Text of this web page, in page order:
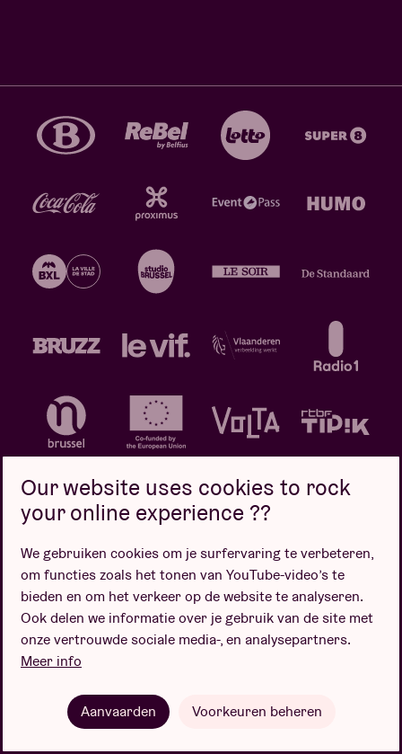
Privacybeleid Cookiebeleid
Verkoopsvoorwaarden
Design door
Our website uses cookies to rock
your online experience ??
We gebruiken cookies om je surfervaring te verbeteren,
om functies zoals het tonen van YouTube-video’s te
bieden en om het verkeer op de website te analyseren.
Ook delen we informatie over je gebruik van de site met
onze vertrouwde sociale media-, en analysepartners.
Meer info
Aanvaarden Voorkeuren beheren